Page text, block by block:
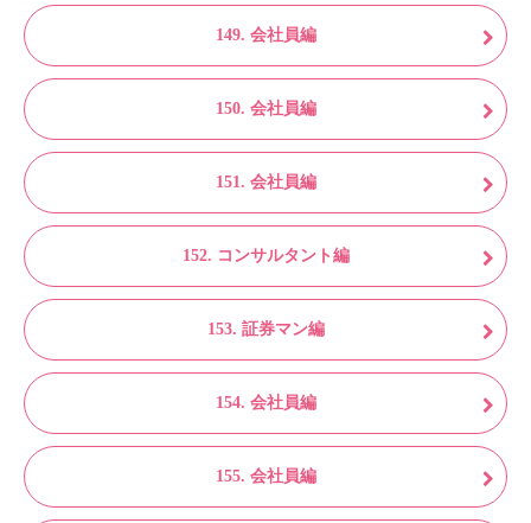
149. 会社員編
150. 会社員編
151. 会社員編
152. コンサルタント編
153. 証券マン編
154. 会社員編
155. 会社員編